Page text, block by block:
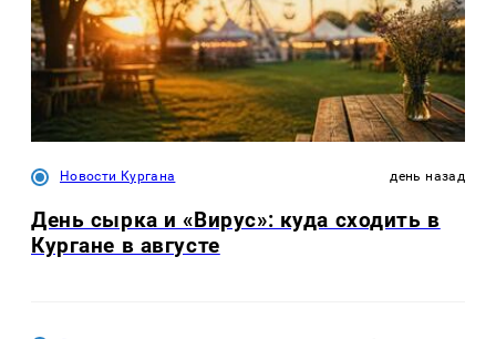
Новости Кургана день назад
День сырка и «Вирус»: куда сходить в
Кургане в августе